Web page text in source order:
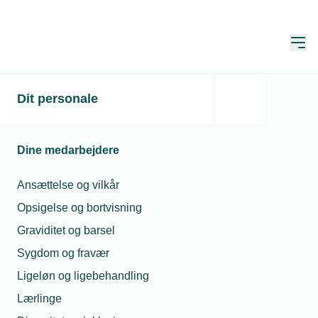
Dit personale
Dine medarbejdere
Ansættelse og vilkår
Opsigelse og bortvisning
Graviditet og barsel
Sygdom og fravær
Ligeløn og ligebehandling
Lærlinge
Kø til elnettet og
debatten på TEKNIQs
årsmøde
Publiceret: 07. maj 2026